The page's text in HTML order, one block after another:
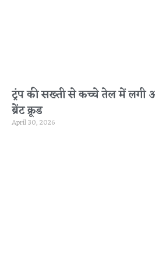
ट्रंप की सख्ती से कच्चे तेल में लगी
ब्रेंट क्रूड
April 30, 2026